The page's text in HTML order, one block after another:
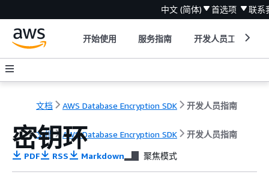
中文 (简体) 首选项 联系
开始使用 服务指南 开发人员工具
文档 AWS Database Encryption SDK 开发人员指南
文档 AWS Database Encryption SDK 开发人员指南
密钥环
PDF RSS Markdown 聚焦模式